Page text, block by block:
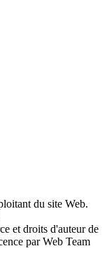
du site Web.
et droits d'auteur de
par Web Team